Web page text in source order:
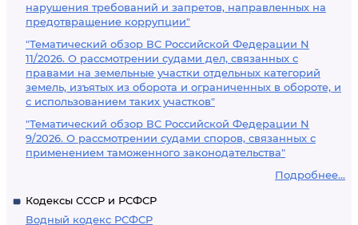
нарушения требований и запретов, направленных на
предотвращение коррупции"
"Тематический обзор ВС Российской Федерации N
11/2026. О рассмотрении судами дел, связанных с
правами на земельные участки отдельных категорий
земель, изъятых из оборота и ограниченных в обороте, и
с использованием таких участков"
"Тематический обзор ВС Российской Федерации N
9/2026. О рассмотрении судами споров, связанных с
применением таможенного законодательства"
Подробнее...
Кодексы СССР и РСФСР
Водный кодекс РСФСР